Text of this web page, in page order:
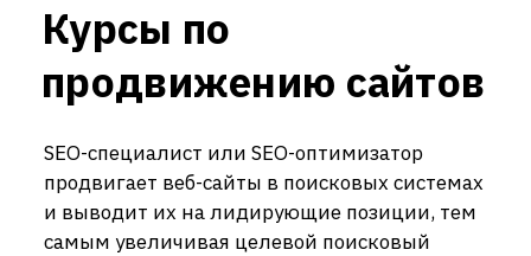
Курсы по
продвижению сайтов
SEO-специалист или SEO-оптимизатор
продвигает веб-сайты в поисковых системах
и выводит их на лидирующие позиции, тем
самым увеличивая целевой поисковый